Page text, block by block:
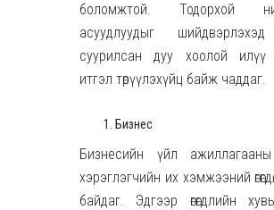
боломжтой. Тодорхой
асуудлуудыг шийдвэрлэхэд
суурилсан дуу хоолой илүү
итгэл төрүүлэхүйц байж чаддаг.
Бизнес
Бизнесийн үйл
хэрэглэгчийн их хэмжээний
байдаг. Эдгээр өгөгдлийн